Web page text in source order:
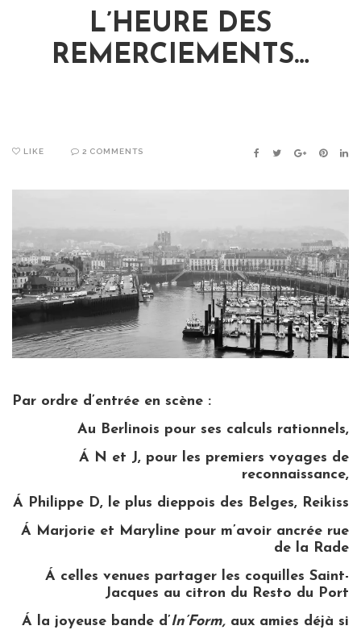
L’HEURE DES
REMERCIEMENTS…
LIKE 2 COMMENTS FACEBOOK
TWITTER
GOOGLE+
Par ordre d’entrée en scène :
Au Berlinois pour ses calculs rationnels,
Á N et J, pour les premiers voyages de
reconnaissance,
Á Philippe D, le plus dieppois des Belges, Reikiss
Á Marjorie et Maryline pour m’avoir ancrée rue
de la Rade
Á celles venues partager les coquilles Saint-
Jacques au citron du Resto du Port
Á la joyeuse bande d’In’Form, aux amies déjà si